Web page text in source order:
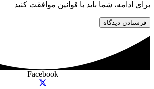
برای ادامه، شما باید با قوانین موافقت کنید
فرستادن دیدگاه
Facebook